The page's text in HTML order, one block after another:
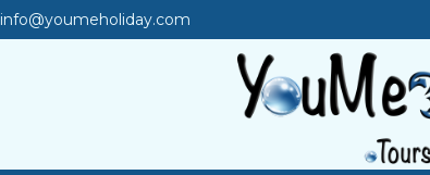
info@youmeholiday.com